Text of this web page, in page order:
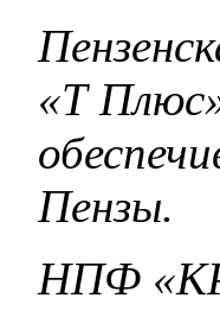
«Т
Пензы.
НПФ